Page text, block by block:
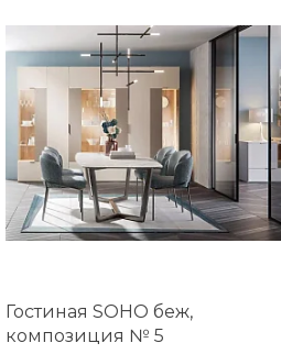
Гостиная SOHO беж,
композиция № 5